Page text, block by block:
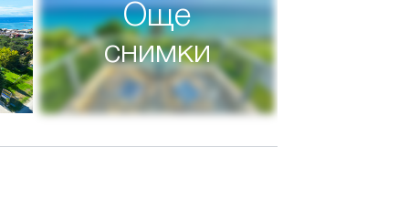
Още
снимки